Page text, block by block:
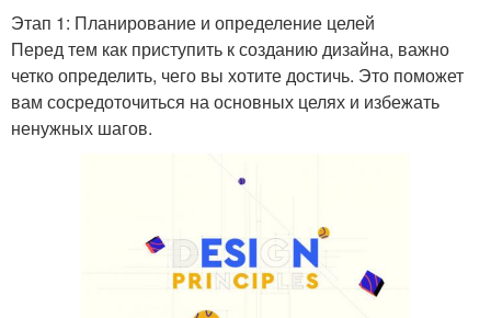
Этап 1: Планирование и определение целей
Перед тем как приступить к созданию дизайна, важно
четко определить, чего вы хотите достичь. Это поможет
вам сосредоточиться на основных целях и избежать
ненужных шагов.